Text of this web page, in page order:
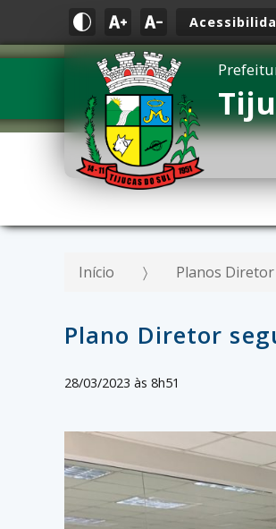
Início Planos
Plano Diretor
28/03/2023 às 8h51